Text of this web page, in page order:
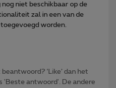
niet beschikbaar op de
zal in een van de
worden.
‘Like’ dan het
'Beste antwoord'. De andere